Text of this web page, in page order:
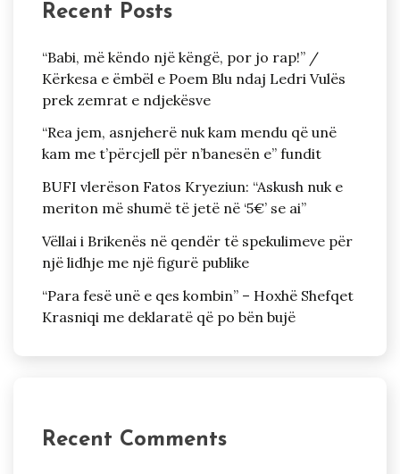
Recent Posts
“Babi, më këndo një këngë, por jo rap!” /
Kërkesa e ëmbël e Poem Blu ndaj Ledri Vulës
prek zemrat e ndjekësve
“Rea jem, asnjeherë nuk kam mendu që unë
kam me t’përcjell për n’banesën e” fundit
BUFI vlerëson Fatos Kryeziun: “Askush nuk e
meriton më shumë të jetë në ‘5€’ se ai”
Vëllai i Brikenës në qendër të spekulimeve për
një lidhje me një figurë publike
“Para fesë unë e qes kombin” – Hoxhë Shefqet
Krasniqi me deklaratë që po bën bujë
Recent Comments